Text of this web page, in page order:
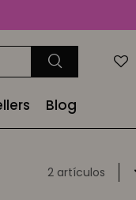
Blog
2 artículos